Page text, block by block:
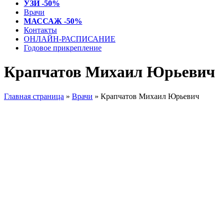
УЗИ -50%
Врачи
МАССАЖ -50%
Контакты
ОНЛАЙН-РАСПИСАНИЕ
Годовое прикрепление
Крапчатов Михаил Юрьевич
Главная страница » Врачи » Крапчатов Михаил Юрьевич